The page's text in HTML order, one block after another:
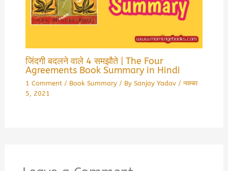
जिंदगी बदलने वाले 4 समझौते | The Four
Agreements Book Summary in Hindi
1 Comment / Book Summary/ By Sanjay Yadav /नवम्बर
5, 2021